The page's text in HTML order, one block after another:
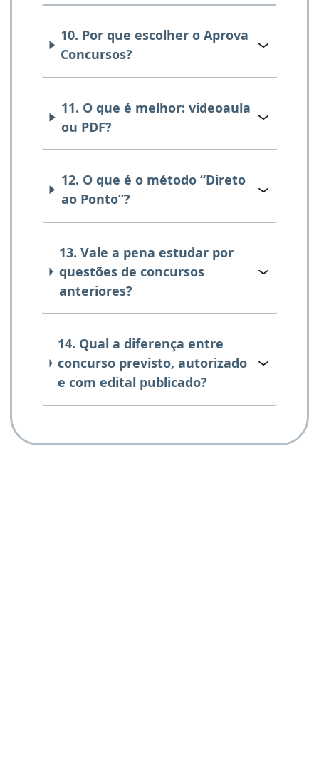
10. Por que escolher o Aprova
Concursos?
11. O que é melhor: videoaula
ou PDF?
12. O que é o método “Direto
ao Ponto”?
13. Vale a pena estudar por
questões de concursos
anteriores?
14. Qual a diferença entre
concurso previsto, autorizado
e com edital publicado?